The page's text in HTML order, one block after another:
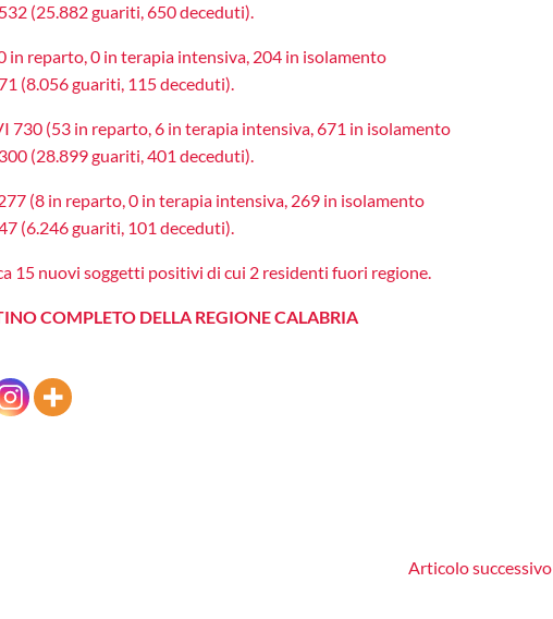
(25.882 guariti, 650 deceduti).
in reparto, 0 in terapia intensiva, 204 in isolamento
(8.056 guariti, 115 deceduti).
730 (53 in reparto, 6 in terapia intensiva, 671 in isolamento
(28.899 guariti, 401 deceduti).
(8 in reparto, 0 in terapia intensiva, 269 in isolamento
(6.246 guariti, 101 deceduti).
15 nuovi soggetti positivi di cui 2 residenti fuori regione.
COMPLETO DELLA REGIONE CALABRIA
Articolo successivo